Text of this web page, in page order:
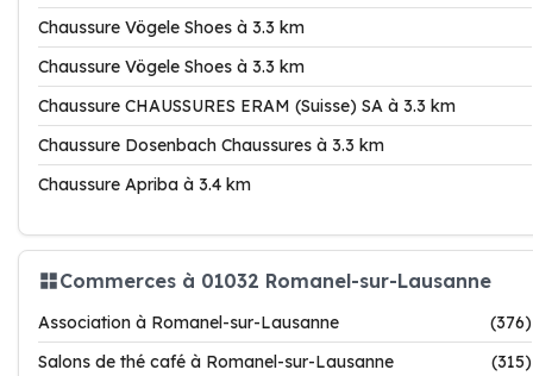
Chaussure Vögele Shoes à 3.3 km
Chaussure Vögele Shoes à 3.3 km
Chaussure CHAUSSURES ERAM (Suisse) SA à 3.3 km
Chaussure Dosenbach Chaussures à 3.3 km
Chaussure Apriba à 3.4 km
Commerces à 01032 Romanel-sur-Lausanne
Association à Romanel-sur-Lausanne
(376)
Salons de thé café à Romanel-sur-Lausanne
(315)